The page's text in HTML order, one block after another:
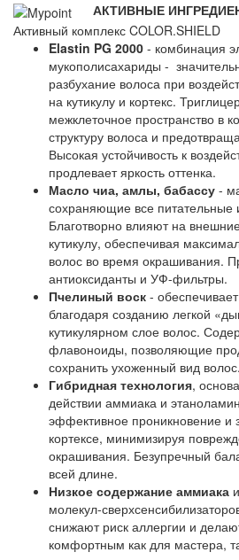
АКТИВНЫЕ
Активный комплекс COLOR.SHIELD
Elastin PG 2000 - комбинация
мукополисахариды -
разбухание волоса при
на кутикулу и кортекс.
межклеточное пространство в
структуру волоса и
Высокая устойчивость к
продлевает яркость оттенка.
Масло чиа, амлы, бабассу -
сохраняющие все питательные
Благотворно влияют на
кутикулу, обеспечивая
волос во время окрашивания.
антиоксиданты и УФ-фильтры.
Пчелиный воск -
благодаря созданию легкой
кутикулярном слое волос.
флавоноиды, позволяющие
сохранить ухоженный вид волос.
Гибридная технология,
действии аммиака и
эффективное проникновение и
кортексе, минимизируя
окрашивания. Безупречный
всей длине.
Низкое содержание аммиака
молекул-
снижают риск аллергии и
комфортным как для мастера,